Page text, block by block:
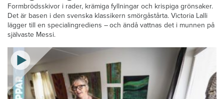
den galna ingrediensen
Formbrödsskivor i rader, krämiga fyllningar och krispiga grönsaker.
Det är basen i den svenska klassikern smörgåstårta. Victoria Lalli
lägger till en specialingrediens – och ändå vattnas det i munnen på
självaste Messi.